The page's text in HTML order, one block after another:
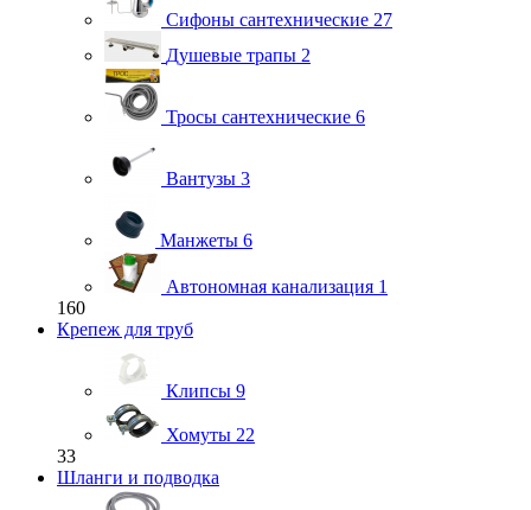
Сифоны сантехнические 27
Душевые трапы 2
Тросы сантехнические 6
Вантузы 3
Манжеты 6
Автономная канализация 1
160
Крепеж для труб
Клипсы 9
Хомуты 22
33
Шланги и подводка